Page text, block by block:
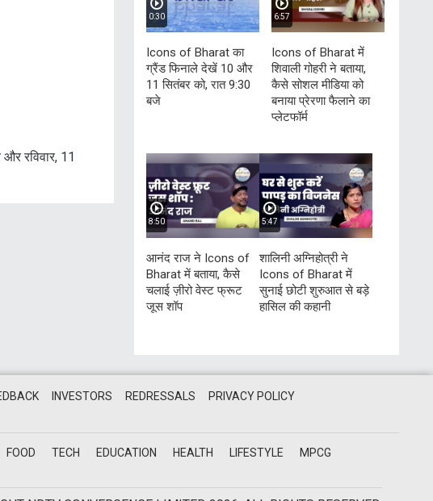
रविवार, 11
0:30
Icons of Bharat का
ग्रैंड फिनाले देखें 10 और
11 सितंबर को, रात 9:30
बजे
6:57
Icons of Bharat में
शिवाली गोहरी ने बताया,
कैसे सोशल मीडिया को
बनाया प्रेरणा फैलाने का
प्लेटफॉर्म
8:50
आनंद राज ने Icons of
Bharat में बताया, कैसे
चलाई ज़ीरो वेस्ट फ्रूट
जूस शॉप
5:47
शालिनी अग्निहोत्री ने
Icons of Bharat में
सुनाई छोटी शुरुआत से बड़े
हासिल की कहानी
INVESTORS REDRESSALS
PRIVACY POLICY
FOOD TECH EDUCATION HEALTH LIFESTYLE
MPCG